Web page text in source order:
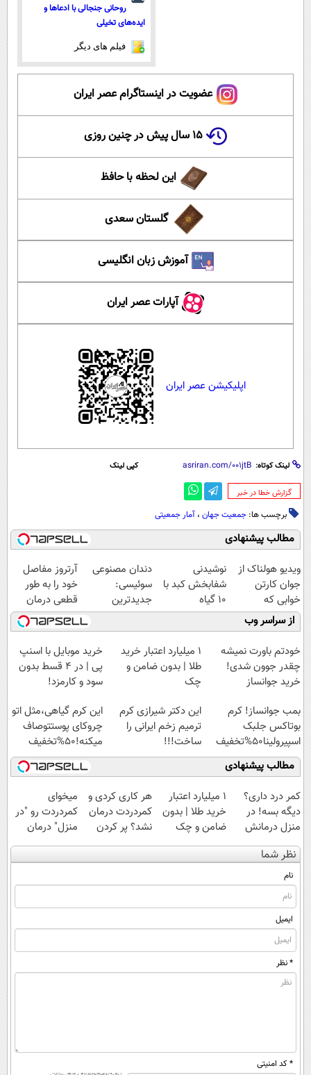
روحانی جنجالی با ادعاها و
ایده‌های تخیلی
فیلم های دیگر
عضویت در اینستاگرام عصر ایران
۱۵ سال پیش در چنین روزی
این لحظه با حافظ
گلستان سعدی
آموزش زبان انگلیسی
آپارات عصر ایران
اپلیکیشن عصر ایران
لینک کوتاه: کپی لینک
‌گزارش خطا در خبر
برچسب ها: جمعیت جهان ، آمار جمعیتی
مطالب پیشنهادی
ویدیو هولناک از
جوان کارتن
خوابی که
میلیاردر شد.
آموزش رایگان
نوشیدنی
شفابخش کبد با
10 گیاه
موثر(تخفیف تا
امشب)
دندان مصنوعی
سوئیسی:
جدیدترین
فناوری اروپا،
سبک و مقاوم |
پرداخت قسطی
آرتروز مفاصل
خود را به طور
قطعی درمان
کنید!
◗پرسش‌نامه◖
از سراسر وب
خودتم باورت نمیشه
چقدر جوون شدی!
خرید جوانساز
ویژه
۱ میلیارد اعتبار خرید
طلا | بدون ضامن و
چک
خرید موبایل با اسنپ
پی | در ۴ قسط بدون
سود و کارمزد!
بمب جوانساز! کرم
بوتاکس جلبک
اسپیرولینا50%تخفیف
این دکتر شیرازی کرم
ترمیم زخم ایرانی را
ساخت!!!
این کرم گیاهی،مثل اتو
چروکای پوستتوصاف
میکنه!50%تخفیف
مطالب پیشنهادی
کمر درد داری؟
دیگه بسه! در
منزل درمانش
کن
(◀پرسش‌نامه)
۱ میلیارد اعتبار
خرید طلا | بدون
ضامن و چک
هر کاری کردی و
کمردردت درمان
نشد؟ پر کردن
پرسشنامه و
دریافت راه حل
میخوای
کمردردت رو "در
منزل" درمان
کنی؟ (◂فیلم +
◂پرسش‌نامه)
نظر شما
نام
ایمیل
* نظر
* کد امنیتی